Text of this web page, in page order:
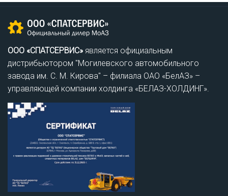
ООО «СПАТСЕРВИС»является официальным
дистрибьютором "Могилевского автомобильного
завода им. С. М. Кирова" – филиала ОАО «БелАЗ» –
управляющей компании холдинга «БЕЛАЗ-ХОЛДИНГ».